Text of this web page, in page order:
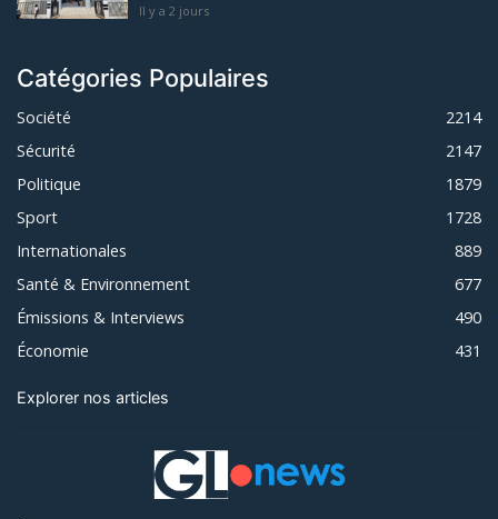
Il y a 2 jours
Catégories Populaires
Société
2214
Sécurité
2147
Politique
1879
Sport
1728
Internationales
889
Santé & Environnement
677
Émissions & Interviews
490
Économie
431
Explorer nos articles